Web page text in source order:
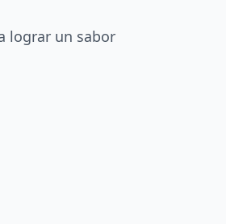
lograr un sabor